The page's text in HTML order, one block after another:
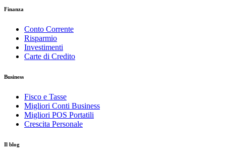
Finanza
Conto Corrente
Risparmio
Investimenti
Carte di Credito
Business
Fisco e Tasse
Migliori Conti Business
Migliori POS Portatili
Crescita Personale
Il blog